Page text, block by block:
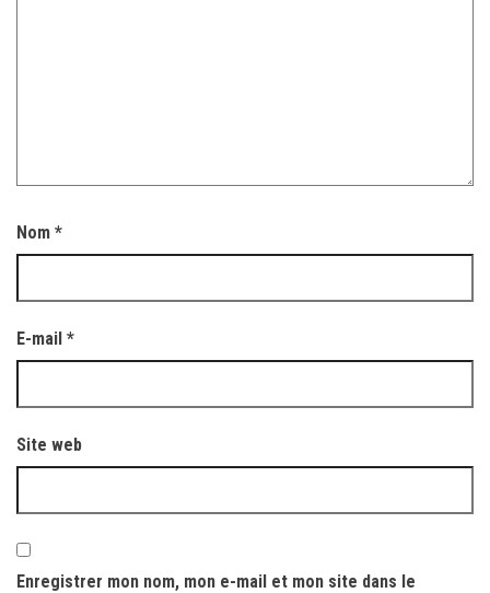
Nom *
E-mail *
Site web
Enregistrer mon nom, mon e-mail et mon site dans le